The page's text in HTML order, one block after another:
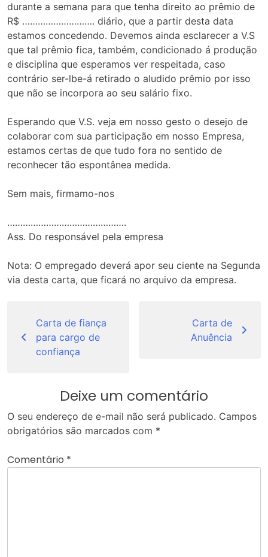
durante a semana para que tenha direito ao prêmio de
R$ ………………………. diário, que a partir desta data
estamos concedendo. Devemos ainda esclarecer a V.S
que tal prêmio fica, também, condicionado á produção
e disciplina que esperamos ver respeitada, caso
contrário ser-lbe-á retirado o aludido prêmio por isso
que não se incorpora ao seu salário fixo.
Esperando que V.S. veja em nosso gesto o desejo de
colaborar com sua participação em nosso Empresa,
estamos certas de que tudo fora no sentido de
reconhecer tão espontânea medida.
Sem mais, firmamo-nos
……………………………………….
Ass. Do responsável pela empresa
Nota: O empregado deverá apor seu ciente na Segunda
via desta carta, que ficará no arquivo da empresa.
Post
Carta de fiança
para cargo de
confiança
Carta de
Anuência
Deixe um comentário
O seu endereço de e-mail não será publicado. Campos
obrigatórios são marcados com *
Comentário *